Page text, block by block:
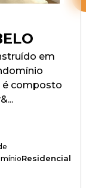
em
é composto
Residencial